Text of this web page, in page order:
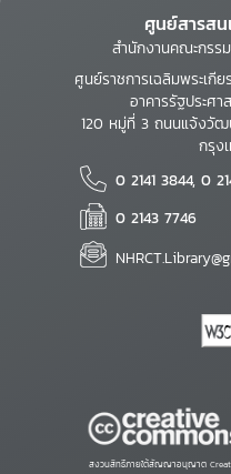
ศูนย์สารส
สำนักงานคณะกรร
ศูนย์ราชการเฉลิมพระเ
อาคารรัฐประศ
120 หมู่ที่ 3 ถนนแจ้งวั
กรุง
0 2141 3844, 0
0 2143 7746
สงวนสิทธิ์ภายใต้สัญญาอนุญาต